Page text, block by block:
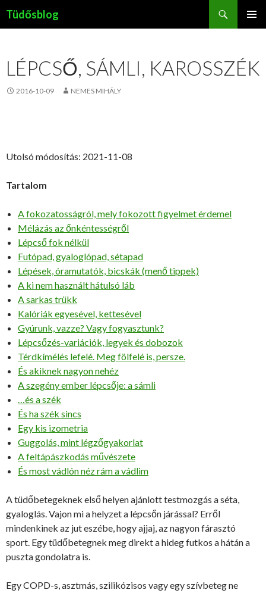
Tüdősblog
LÉPCSŐ, SÁMLI, KAROSSZÉK
2016-10-09 NEMES MIHÁLY
Utolsó módosítás: 2021-11-08
Tartalom
A fokozatosságról, mely fokozott figyelmet érdemel
Mélázás az őnkéntességről
Lépcső fok nélkül
Futópad, gyaloglópad, sétapad
Lépések, óramutatók, bicskák (menő tippek)
A ki nem használt hátulsó láb
A sarkas trükk
Kalóriák egyesével, kettesével
Gyúrunk, vazze? Vagy fogyasztunk?
Lépcsőzés-variációk, legyek és dobozok
Térdkímélés lefelé. Meg fölfelé is, persze.
És akiknek nagyon nehéz
A szegény ember lépcsője: a sámli
…és a szék
És ha szék sincs
Egy kis izometria
Guggolás, mint légzőgyakorlat
A feltápászkodás művészete
És most vádlón néz rám a vádlim
A tüdőbetegeknek első helyen ajánlott testmozgás a séta,
gyaloglás. Vajon mi a helyzet a lépcsőn járással? Erről
mindenkinek az jut eszébe, hogy ajjaj, az nagyon fárasztó
sport. Egy tüdőbetegnek meg direkt a hideg futkos a hátán a
puszta gondolatra is.
Egy COPD-s, asztmás, szilikózisos vagy egy szívbeteg ne